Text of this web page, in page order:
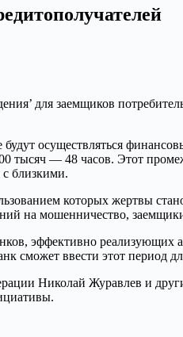
для заемщиков
осуществляться
тысяч — 48 часов. Этот
с близкими.
которых жертвы
на мошенничество,
эффективно
сможет ввести этот период
Николай Журавлев и